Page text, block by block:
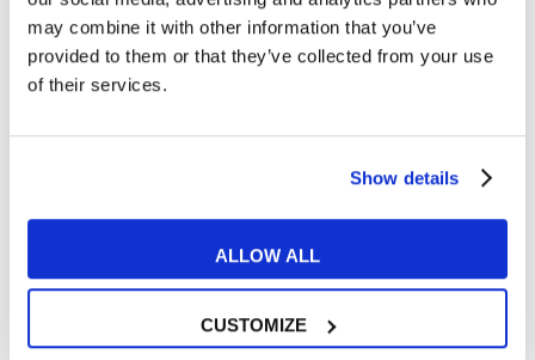
may combine it with other information that you’ve
provided to them or that they’ve collected from your use
of their services.
Show details
ALLOW ALL
CUSTOMIZE